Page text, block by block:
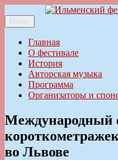
к
содержимому
Ильменский фестиваль
Меню
Главная
О фестивале
История
Авторская музыка
Программа
Организаторы и
Международный
во Львове